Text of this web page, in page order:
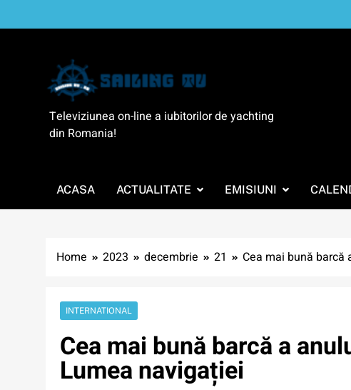
to
SailingTV
Televiziunea on-line a iubitorilor de yachting
din Romania!
ACASA ACTUALITATE EMISIUNI
Home 2023 decembrie 21 Cea mai bună barcă
INTERNATIONAL
Cea mai bună barcă a
Lumea navigației